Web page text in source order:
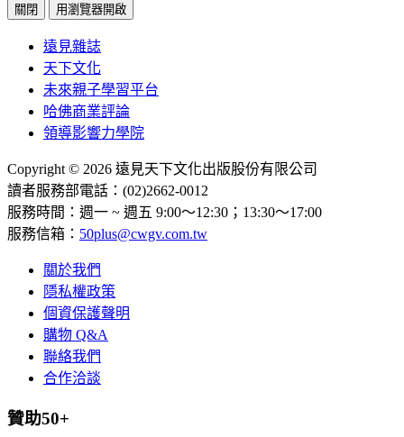
關閉 用瀏覽器開啟
遠見雜誌
天下文化
未來親子學習平台
哈佛商業評論
領導影響力學院
Copyright © 2026 遠見天下文化出版股份有限公司
讀者服務部電話：(02)2662-0012
服務時間：週一 ~ 週五 9:00～12:30；13:30～17:00
服務信箱： 50plus@cwgv.com.tw
關於我們
隱私權政策
個資保護聲明
購物 Q&A
聯絡我們
合作洽談
贊助50+